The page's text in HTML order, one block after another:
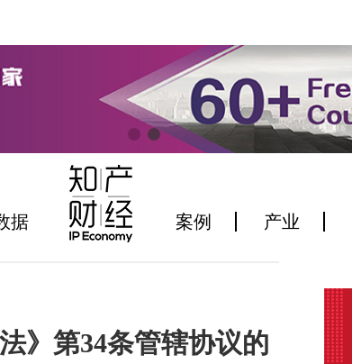
据 案例 产业
》第34条管辖协议的